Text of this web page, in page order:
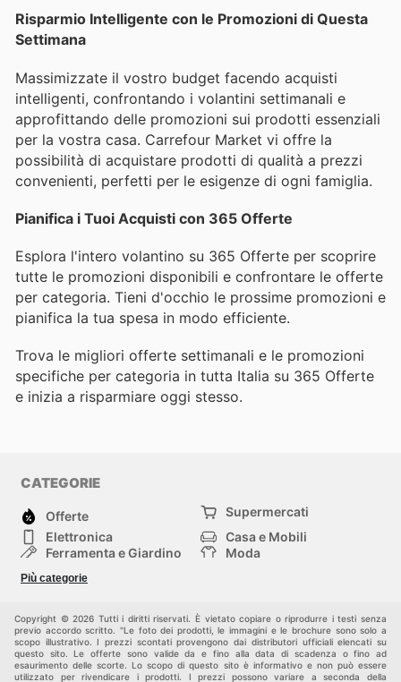
Risparmio Intelligente con le Promozioni di Questa
Settimana
Massimizzate il vostro budget facendo acquisti
intelligenti, confrontando i volantini settimanali e
approfittando delle promozioni sui prodotti essenziali
per la vostra casa. Carrefour Market vi offre la
possibilità di acquistare prodotti di qualità a prezzi
convenienti, perfetti per le esigenze di ogni famiglia.
Pianifica i Tuoi Acquisti con 365 Offerte
Esplora l'intero volantino su 365 Offerte per scoprire
tutte le promozioni disponibili e confrontare le offerte
per categoria. Tieni d'occhio le prossime promozioni e
pianifica la tua spesa in modo efficiente.
Trova le migliori offerte settimanali e le promozioni
specifiche per categoria in tutta Italia su 365 Offerte
e inizia a risparmiare oggi stesso.
CATEGORIE
Offerte
Supermercati
Elettronica
Casa e Mobili
Ferramenta e Giardino
Moda
Bambini e Neonati
Più categorie
Copyright © 2026 Tutti i diritti riservati. È vietato copiare o riprodurre i testi senza
previo accordo scritto. "Le foto dei prodotti, le immagini e le brochure sono solo a
scopo illustrativo. I prezzi scontati provengono dai distributori ufficiali elencati su
questo sito. Le offerte sono valide da e fino alla data di scadenza o fino ad
esaurimento delle scorte. Lo scopo di questo sito è informativo e non può essere
utilizzato per rivendicare i prodotti. I prezzi possono variare a seconda della